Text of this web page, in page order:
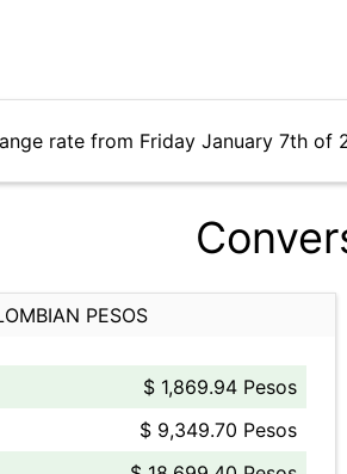
rate from Friday January 7th of
PESOS
$ 1,869.94 Pesos
$ 9,349.70 Pesos